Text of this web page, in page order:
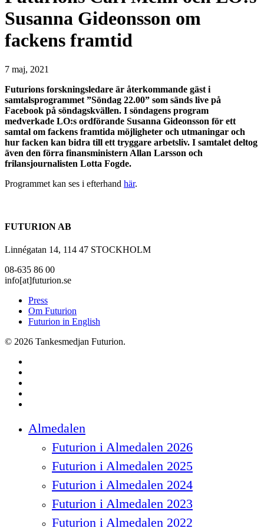
Susanna Gideonsson om
fackens framtid
7 maj, 2021
Futurions forskningsledare är återkommande gäst i
samtalsprogrammet ”Söndag 22.00” som sänds live på
Facebook på söndagskvällen. I söndagens program
medverkade LO:s ordförande Susanna Gideonsson för ett
samtal om fackens framtida möjligheter och utmaningar och
hur facken kan bidra till ett tryggare arbetsliv. I samtalet deltog
även den förra finansministern Allan Larsson och
frilansjournalisten Lotta Fogde.
Programmet kan ses i efterhand här.
FUTURION AB
Linnégatan 14, 114 47 STOCKHOLM
08-635 86 00
info[at]futurion.se
Press
Om Futurion
Futurion in English
© 2026 Tankesmedjan Futurion.
Menu
Almedalen
Futurion i Almedalen 2026
Futurion i Almedalen 2025
Futurion i Almedalen 2024
Futurion i Almedalen 2023
Futurion i Almedalen 2022